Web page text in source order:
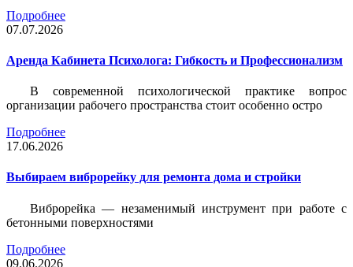
Подробнее
07.07.2026
Аренда Кабинета Психолога: Гибкость и Профессионализм
В современной психологической практике вопрос
организации рабочего пространства стоит особенно остро
Подробнее
17.06.2026
Выбираем виброрейку для ремонта дома и стройки
Виброрейка — незаменимый инструмент при работе с
бетонными поверхностями
Подробнее
09.06.2026